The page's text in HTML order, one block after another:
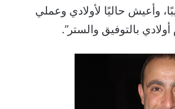
تقريبًا، وأعيش حاليًا لأولادي وعملي
بالتوفيق والستر”.